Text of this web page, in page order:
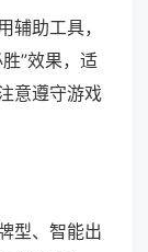
辅助工具，
”效果，适
意遵守游戏
型、智能出